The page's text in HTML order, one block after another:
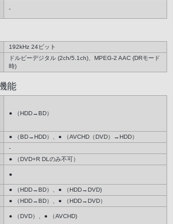
-
192kHz 24ビット
ドルビーデジタル (2ch/5.1ch)、MPEG-2 AAC (DRモード
時)
能
● （HDD→BD）
● （BD→HDD）、● （AVCHD（DVD）→HDD）
-
● （DVD+R DLのみ不可）
●
● （HDD→BD）、● （HDD→DVD)
● （HDD→BD）、● （HDD→DVD）
● （DVD）、● （AVCHD)